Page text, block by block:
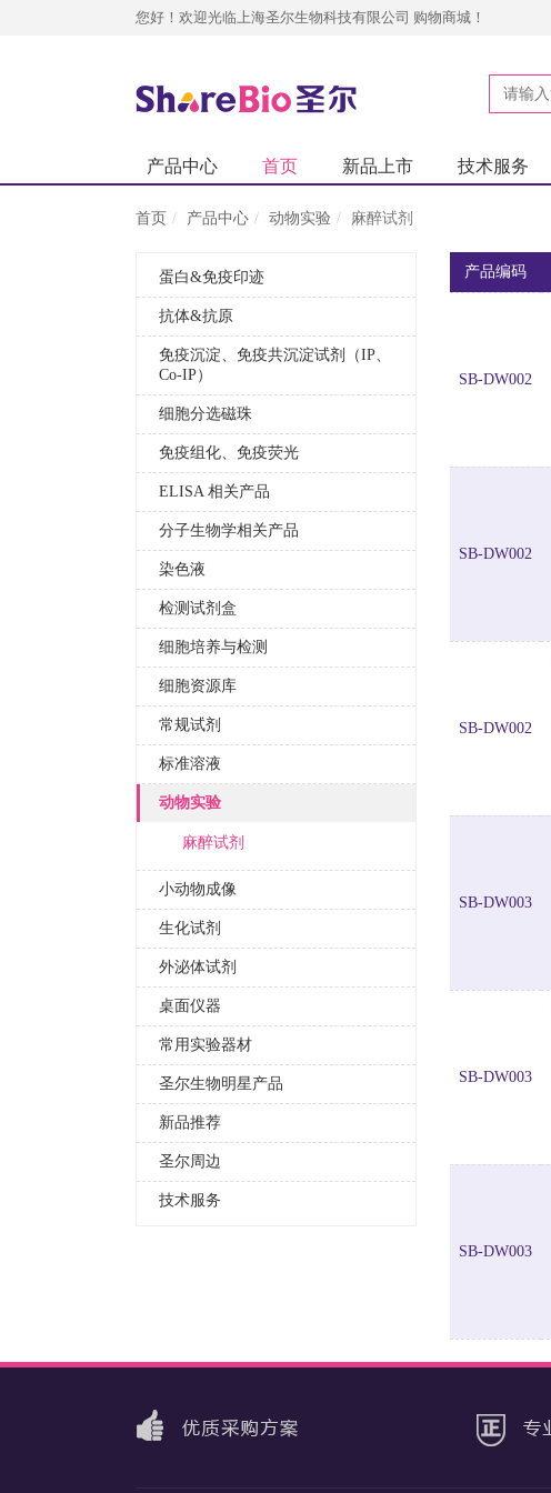
您好！欢迎光临上海圣尔生物科技有限公司 购物商城！
产品中心 首页 新品上市 技术服务
首页 产品中心 动物实验 麻醉试剂
蛋白&免疫印迹
抗体&抗原
免疫沉淀、免疫共沉淀试剂（IP、
Co-IP）
细胞分选磁珠
免疫组化、免疫荧光
ELISA 相关产品
分子生物学相关产品
染色液
检测试剂盒
细胞培养与检测
细胞资源库
常规试剂
标准溶液
动物实验
麻醉试剂
小动物成像
生化试剂
外泌体试剂
桌面仪器
常用实验器材
圣尔生物明星产品
新品推荐
圣尔周边
技术服务
产品编码
SB-DW002
SB-DW002
SB-DW002
SB-DW003
SB-DW003
SB-DW003